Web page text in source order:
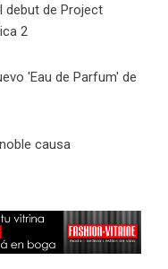
debut de Project
2
'Eau de Parfum' de
causa